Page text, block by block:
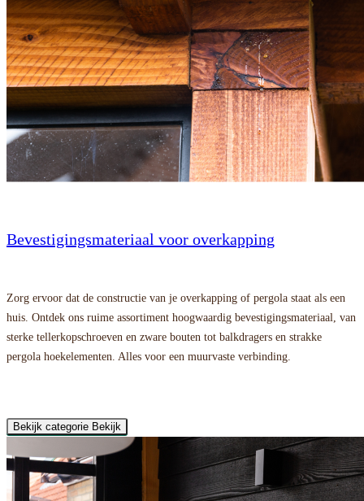
Bevestigingsmateriaal voor overkapping
Zorg ervoor dat de constructie van je overkapping of pergola staat als een
huis. Ontdek ons ruime assortiment hoogwaardig bevestigingsmateriaal, van
sterke tellerkopschroeven en zware bouten tot balkdragers en strakke
pergola hoekelementen. Alles voor een muurvaste verbinding.
Bekijk categorie Bekijk